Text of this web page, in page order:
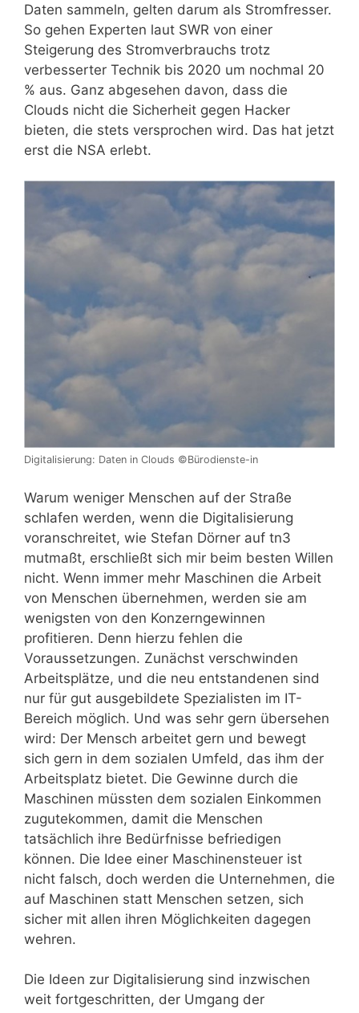
Daten sammeln, gelten darum als Stromfresser.
So gehen Experten laut SWR von einer
Steigerung des Stromverbrauchs trotz
verbesserter Technik bis 2020 um nochmal 20
% aus. Ganz abgesehen davon, dass die
Clouds nicht die Sicherheit gegen Hacker
bieten, die stets versprochen wird. Das hat jetzt
erst die NSA erlebt.
Digitalisierung: Daten in Clouds ©Bürodienste-in
Warum weniger Menschen auf der Straße
schlafen werden, wenn die Digitalisierung
voranschreitet, wie Stefan Dörner auf tn3
mutmaßt, erschließt sich mir beim besten Willen
nicht. Wenn immer mehr Maschinen die Arbeit
von Menschen übernehmen, werden sie am
wenigsten von den Konzerngewinnen
profitieren. Denn hierzu fehlen die
Voraussetzungen. Zunächst verschwinden
Arbeitsplätze, und die neu entstandenen sind
nur für gut ausgebildete Spezialisten im IT-
Bereich möglich. Und was sehr gern übersehen
wird: Der Mensch arbeitet gern und bewegt
sich gern in dem sozialen Umfeld, das ihm der
Arbeitsplatz bietet. Die Gewinne durch die
Maschinen müssten dem sozialen Einkommen
zugutekommen, damit die Menschen
tatsächlich ihre Bedürfnisse befriedigen
können. Die Idee einer Maschinensteuer ist
nicht falsch, doch werden die Unternehmen, die
auf Maschinen statt Menschen setzen, sich
sicher mit allen ihren Möglichkeiten dagegen
wehren.
Die Ideen zur Digitalisierung sind inzwischen
weit fortgeschritten, der Umgang der